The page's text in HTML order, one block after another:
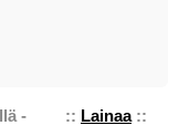
:: Lainaa::
-